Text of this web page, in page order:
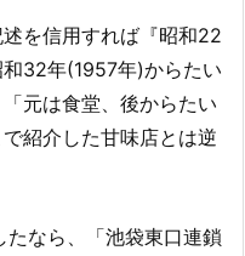
を信用すれば『昭和22
32年(1957年)からたい
元は食堂、後からたい
紹介した甘味店とは逆
なら、「池袋東口連鎖